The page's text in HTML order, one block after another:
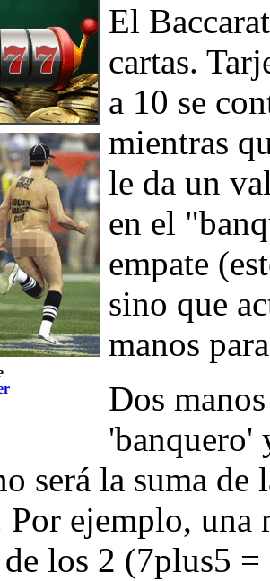
El
cartas.
a 10 se
mientras
le da un
en el
empate
sino que
manos
Dos
'banquero'
será la suma
Por ejemplo,
los 2 (7plus5